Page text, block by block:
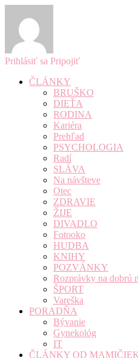
Prihlásiť sa Pripojiť
ČLÁNKY
BRUŠKO
DIEŤA
RODINA
Kariéra
Prehľad
PSYCHOLOGIA
Radí
SLÁVA
Na návšteve
Otec
ZDRAVIE
ŽIJE
DIVADLO
Fotooko
HUDBA
KNIHY
POZVÁNKY
Rozprávky na dobrú
ŠPORT
Vareška
PORADŇA
Bývanie
Gynekológ
IT
ČLÁNKY OD